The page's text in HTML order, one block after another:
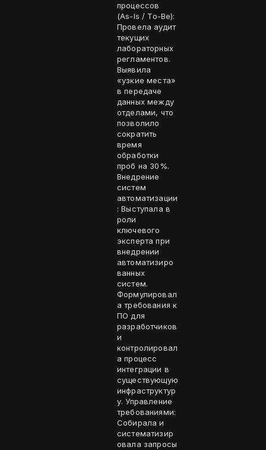
процессов
(As-Is / To-Be):
Провела аудит
текущих
лабораторных
регламентов.
Выявила
«узкие места»
в передаче
данных между
отделами, что
позволило
сократить
время
обработки
проб на 30%.
Внедрение
систем
автоматизации
: Выступала в
роли
ключевого
эксперта при
внедрении
автоматизиро
ванных
систем.
Формулировал
а требования к
ПО для
разработчиков
и
контролировал
а процесс
интеграции в
существующую
инфраструктур
у. Управление
требованиями:
Собирала и
систематизир
овала запросы